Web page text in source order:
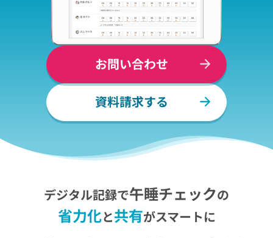
資料請求する
お問い合わせ
デジタル記録で午睡チェックの
省力化と共有がスマートに